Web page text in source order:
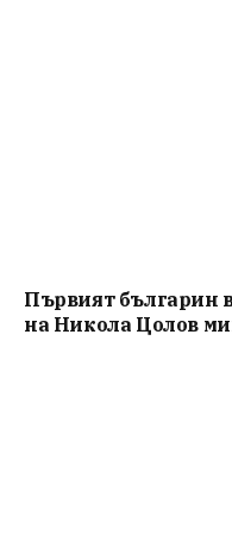
Първият българин
на Никола Цолов